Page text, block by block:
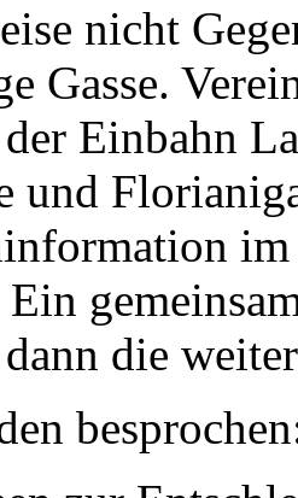
nicht
Gasse.
Einbahn
und
die